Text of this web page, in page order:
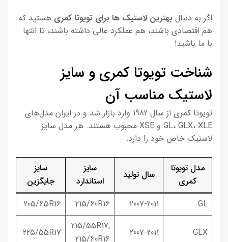
اگر به دنبال بهترین لاستیک ها برای تویوتا کمری هستید که
هم اقتصادی باشند، هم عملکرد عالی داشته باشند، تا انتها
با ما باشید!
شناخت تویوتا کمری و سایز
لاستیک مناسب آن
تویوتا کمری از سال 1982 وارد بازار شد و در ایران مدل‌های
GL، GLX، XLE و XSE محبوب هستند. هر مدل سایز
لاستیک خاص خود را دارد:
مدل تویوتا
کمری
سال تولید
سایز
استاندارد
سایز
جایگزین
GL
2007-2011
215/60R16
205/65R16
GLX
2007-2011
215/55R17,
215/60R16
225/55R17